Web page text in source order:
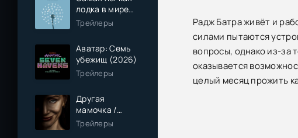
лодка в мире
(2026)
Трейлеры
Аватар: Семь
убежищ (2026)
Трейлеры
Другая
мамочка /
Чужая мама
(2026)
Трейлеры
Радж Батра живёт и
силами пытаются
вопросы, однако из-за
оказывается
целый месяц прожить